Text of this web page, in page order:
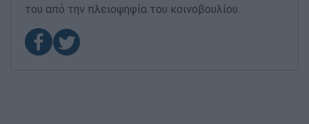
του από την πλειοψηφία του κοινοβουλίου.